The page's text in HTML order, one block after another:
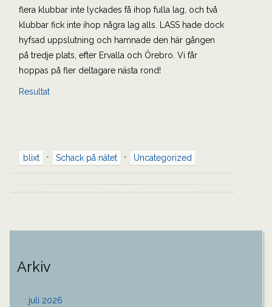
flera klubbar inte lyckades få ihop fulla lag, och två
klubbar fick inte ihop några lag alls. LASS hade dock
hyfsad uppslutning och hamnade den här gången
på tredje plats, efter Ervalla och Örebro. Vi får
hoppas på fler deltagare nästa rond!
Resultat
blixt • Schack på nätet • Uncategorized
Arkiv
juli 2026